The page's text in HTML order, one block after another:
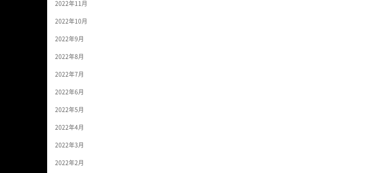
2022年11月
2022年10月
2022年9月
2022年8月
2022年7月
2022年6月
2022年5月
2022年4月
2022年3月
2022年2月